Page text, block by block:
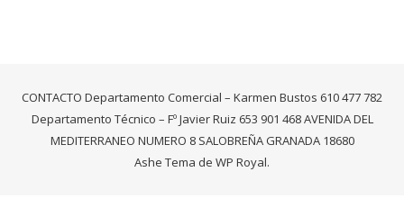
CONTACTO Departamento Comercial – Karmen Bustos 610 477 782
Departamento Técnico – Fº Javier Ruiz 653 901 468 AVENIDA DEL
MEDITERRANEO NUMERO 8 SALOBREÑA GRANADA 18680
Ashe Tema de WP Royal.